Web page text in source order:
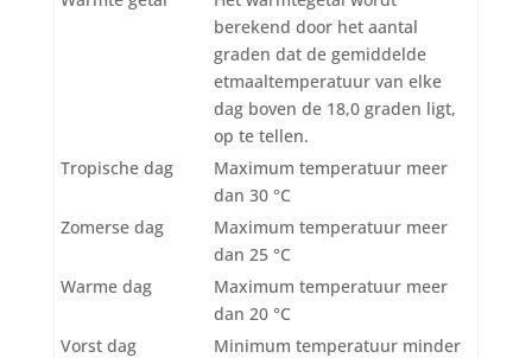
berekend door het aantal
graden dat de gemiddelde
etmaaltemperatuur van elke
dag boven de 18,0 graden ligt,
op te tellen.
Tropische dag
Maximum temperatuur meer
dan 30 °C
Zomerse dag
Maximum temperatuur meer
dan 25 °C
Warme dag
Maximum temperatuur meer
dan 20 °C
Vorst dag
Minimum temperatuur minder